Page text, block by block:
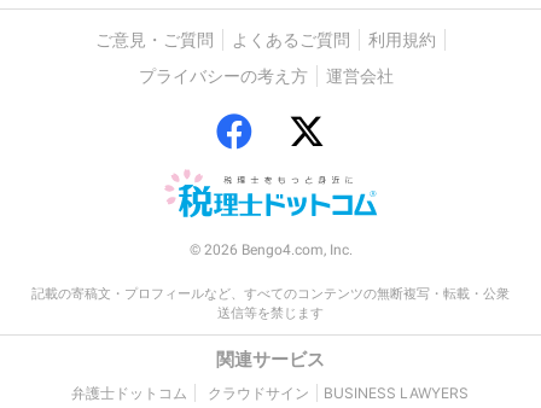
ご意見・ご質問 よくあるご質問
利用規約
プライバシーの考え方
運営会社
© 2026 Bengo4.com, Inc.
記載の寄稿文・プロフィールなど、すべてのコンテンツの無断複写・転載・公衆
送信等を禁じます
関連サービス
弁護士ドットコム クラウドサイン BUSINESS LAWYERS